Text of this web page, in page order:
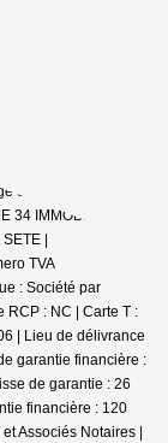
des informations
34 IMMOBILIER |
|
TVA
: Société par
RCP : NC | Carte T :
| Lieu de délivrance
garantie financière :
de garantie : 26
financière : 120
Associés Notaires |